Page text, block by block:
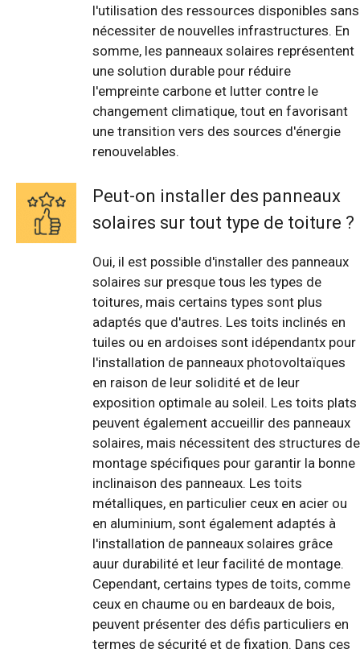
l'utilisation des ressources disponibles sans
nécessiter de nouvelles infrastructures. En
somme, les panneaux solaires représentent
une solution durable pour réduire
l'empreinte carbone et lutter contre le
changement climatique, tout en favorisant
une transition vers des sources d'énergie
renouvelables.
Peut-on installer des panneaux
solaires sur tout type de toiture ?
Oui, il est possible d'installer des panneaux
solaires sur presque tous les types de
toitures, mais certains types sont plus
adaptés que d'autres. Les toits inclinés en
tuiles ou en ardoises sont idépendantx pour
l'installation de panneaux photovoltaïques
en raison de leur solidité et de leur
exposition optimale au soleil. Les toits plats
peuvent également accueillir des panneaux
solaires, mais nécessitent des structures de
montage spécifiques pour garantir la bonne
inclinaison des panneaux. Les toits
métalliques, en particulier ceux en acier ou
en aluminium, sont également adaptés à
l'installation de panneaux solaires grâce
auur durabilité et leur facilité de montage.
Cependant, certains types de toits, comme
ceux en chaume ou en bardeaux de bois,
peuvent présenter des défis particuliers en
termes de sécurité et de fixation. Dans ces